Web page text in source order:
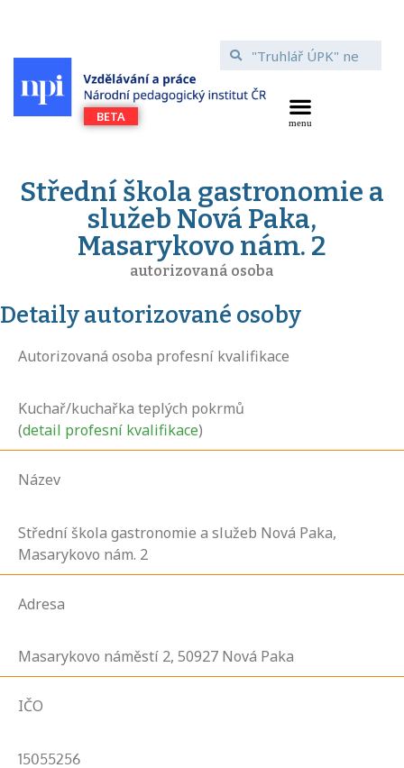
Střední škola gastronomie a
služeb Nová Paka,
Masarykovo nám. 2
autorizovaná osoba
Detaily autorizované osoby
Autorizovaná osoba profesní kvalifikace
Kuchař/kuchařka teplých pokrmů
(detail profesní kvalifikace)
Název
Střední škola gastronomie a služeb Nová Paka,
Masarykovo nám. 2
Adresa
Masarykovo náměstí 2, 50927 Nová Paka
IČO
15055256